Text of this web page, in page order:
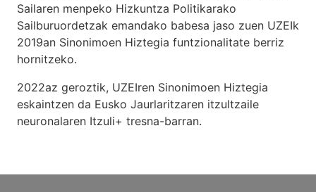
Sailaren menpeko Hizkuntza Politikarako
Sailburuordetzak emandako babesa jaso zuen UZEIk
2019an Sinonimoen Hiztegia funtzionalitate berriz
hornitzeko.
2022az geroztik, UZEIren Sinonimoen Hiztegia
eskaintzen da Eusko Jaurlaritzaren itzultzaile
neuronalaren Itzuli+ tresna-barran.